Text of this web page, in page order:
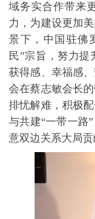
域务实合作带来
力，为建设更加
景下，中国驻佛
民”宗旨，努力
获得感、幸福感
会在蔡志敏会长
排忧解难，积极
与共建“一带一路
意双边关系大局贡